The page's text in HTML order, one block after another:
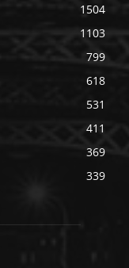
1504
1103
799
618
531
411
369
339